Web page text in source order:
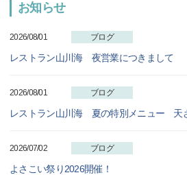
お知らせ
2026/08/01 ブログ
レストラン山川海 夜営業につきまして
2026/08/01 ブログ
レストラン山川海 夏の特別メニュー 天
2026/07/02 ブログ
よさこい祭り2026開催！